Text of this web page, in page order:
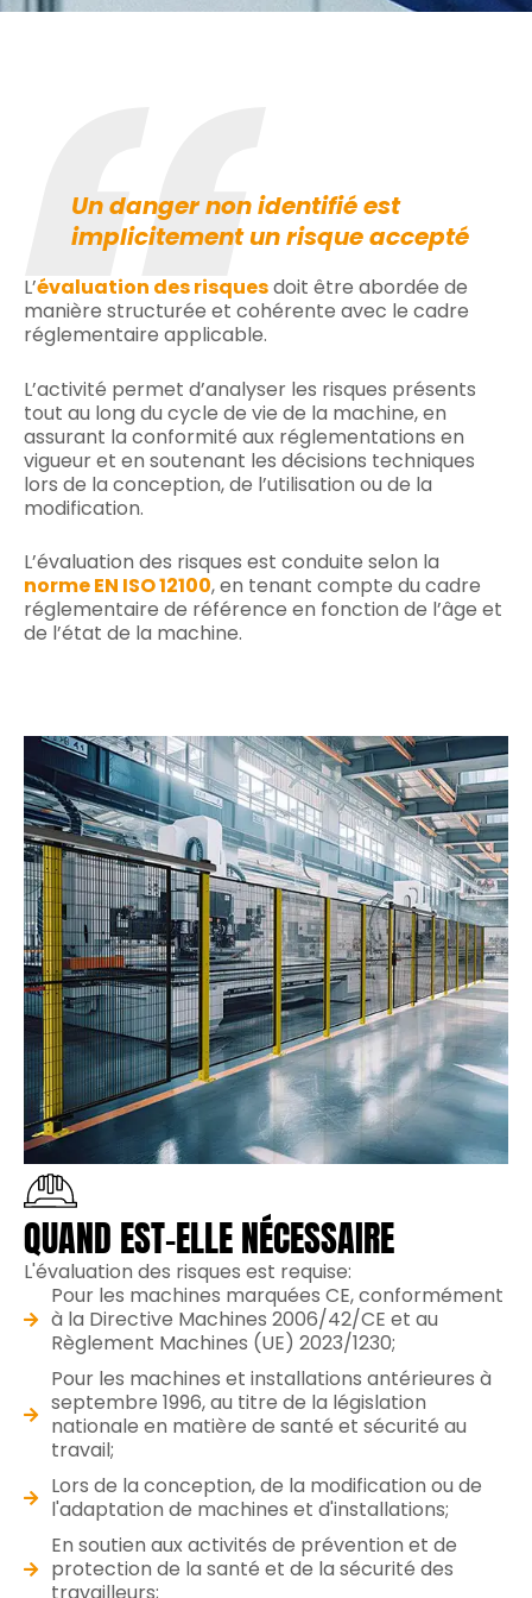
Un danger non identifié est
implicitement un risque accepté
L’évaluation des risquesdoit être abordée de
manière structurée et cohérente avec le cadre
réglementaire applicable.
L’activité permet d’analyser les risques présents
tout au long du cycle de vie de la machine, en
assurant la conformité aux réglementations en
vigueur et en soutenant les décisions techniques
lors de la conception, de l’utilisation ou de la
modification.
L’évaluation des risques est conduite selon la
norme EN ISO 12100, en tenant compte du cadre
réglementaire de référence en fonction de l’âge et
de l’état de la machine.
QUAND EST-ELLE NÉCESSAIRE
L'évaluation des risques est requise:
Pour les machines marquées CE, conformément
à la Directive Machines 2006/42/CE et au
Règlement Machines (UE) 2023/1230;
Pour les machines et installations antérieures à
septembre 1996, au titre de la législation
nationale en matière de santé et sécurité au
travail;
Lors de la conception, de la modification ou de
l'adaptation de machines et d'installations;
En soutien aux activités de prévention et de
protection de la santé et de la sécurité des
travailleurs;